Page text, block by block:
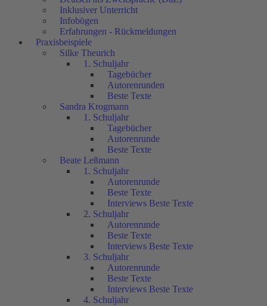
Inklusiver Unterricht
Infobögen
Erfahrungen - Rückmeldungen
Praxisbeispiele
Silke Theurich
1. Schuljahr
Tagebücher
Autorenrunden
Beste Texte
Sandra Krogmann
1. Schuljahr
Tagebücher
Autorenrunde
Beste Texte
Beate Leßmann
1. Schuljahr
Autorenrunde
Beste Texte
Interviews Beste Texte
2. Schuljahr
Autorenrunde
Beste Texte
Interviews Beste Texte
3. Schuljahr
Autorenrunde
Beste Texte
Interviews Beste Texte
4. Schuljahr